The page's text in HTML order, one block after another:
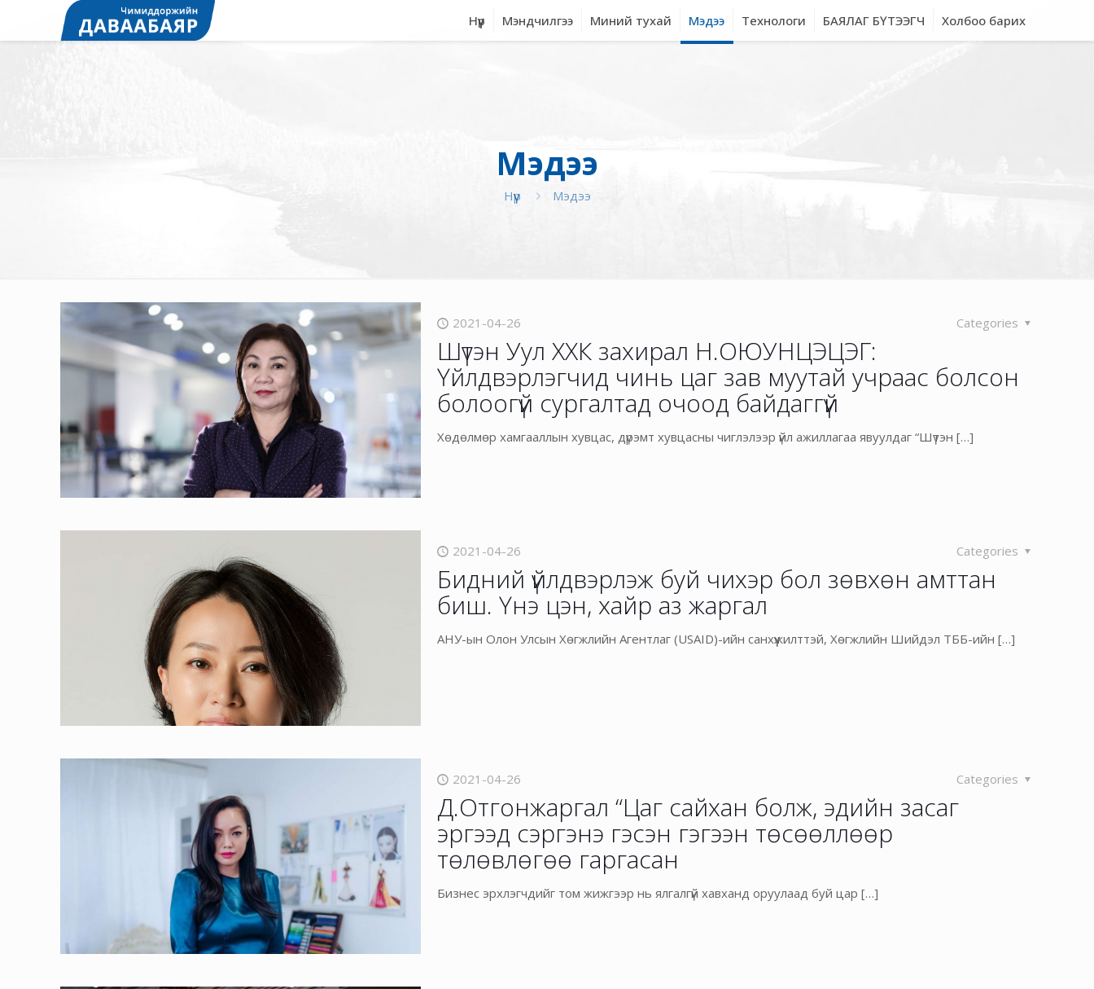
Нүүр Мэндчилгээ Миний тухай Мэдээ Технологи БАЯЛАГ БҮТЭЭГЧ Холбоо барих
Мэдээ
Нүүр Мэдээ
2021-04-26 Categories
Шүтэн Уул ХХК захирал Н.ОЮУНЦЭЦЭГ:
Үйлдвэрлэгчид чинь цаг зав муутай учраас болсон
болоогүй сургалтад очоод байдаггүй
Хөдөлмөр хамгааллын хувцас, дүрэмт хувцасны чиглэлээр үйл ажиллагаа явуулдаг “Шүтэн […]
2021-04-26 Categories
Бидний үйлдвэрлэж буй чихэр бол зөвхөн амттан
биш. Үнэ цэн, хайр аз жаргал
АНУ-ын Олон Улсын Хөгжлийн Агентлаг (USAID)-ийн санхүүжилттэй, Хөгжлийн Шийдэл ТББ-ийн […]
2021-04-26 Categories
Д.Отгонжаргал “Цаг сайхан болж, эдийн засаг
эргээд сэргэнэ гэсэн гэгээн төсөөллөөр
төлөвлөгөө гаргасан
Бизнес эрхлэгчдийг том жижгээр нь ялгалгүй хавханд оруулаад буй цар […]